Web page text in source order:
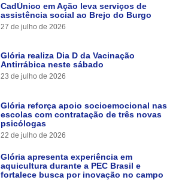
CadÚnico em Ação leva serviços de
assistência social ao Brejo do Burgo
27 de julho de 2026
Glória realiza Dia D da Vacinação
Antirrábica neste sábado
23 de julho de 2026
Glória reforça apoio socioemocional nas
escolas com contratação de três novas
psicólogas
22 de julho de 2026
Glória apresenta experiência em
aquicultura durante a PEC Brasil e
fortalece busca por inovação no campo